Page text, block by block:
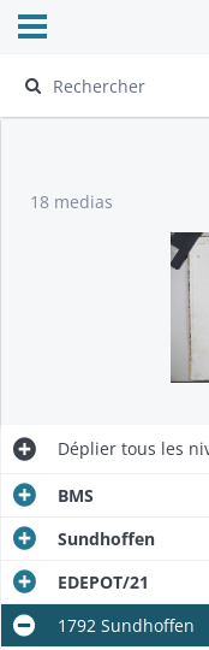
Ouvrir le menu
18 medias
Déplier tous les
BMS
Sundhoffen
EDEPOT/21
1792 Sundhoffen